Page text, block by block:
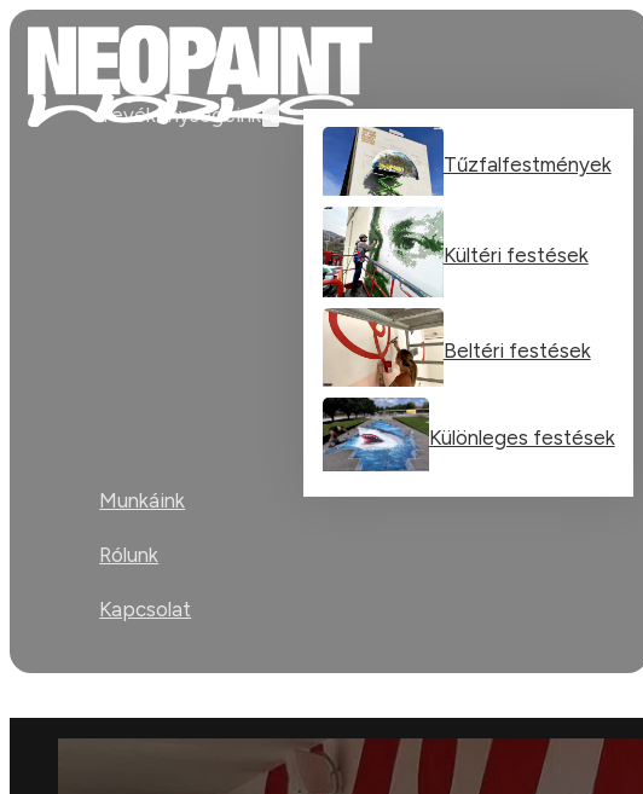
Tevékenységeink
Tűzfalfestmények
Kültéri festések
Beltéri festések
Különleges festések
Munkáink
Rólunk
Kapcsolat